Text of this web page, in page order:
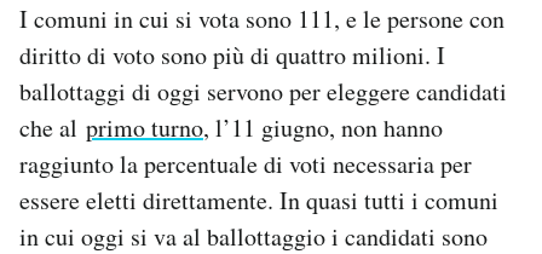
I comuni in cui si vota sono 111, e le persone con
diritto di voto sono più di quattro milioni. I
ballottaggi di oggi servono per eleggere candidati
che al primo turno, l’11 giugno, non hanno
raggiunto la percentuale di voti necessaria per
essere eletti direttamente. In quasi tutti i comuni
in cui oggi si va al ballottaggio i candidati sono